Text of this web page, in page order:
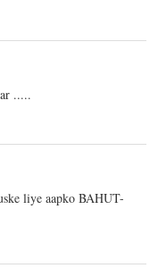
.....
liye aapko BAHUT-